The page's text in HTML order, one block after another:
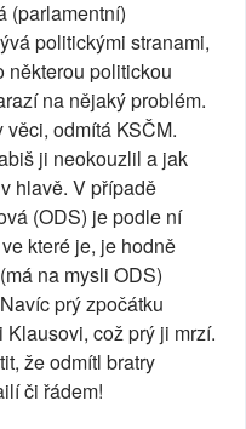
(parlamentní)
politickými stranami,
některou politickou
na nějaký problém.
odmítá KSČM.
ji neokouzlil a jak
hlavě. V případě
(ODS) je podle ní
které je, je hodně
na mysli ODS)
prý zpočátku
což prý ji mrzí.
že odmítl bratry
či řádem!